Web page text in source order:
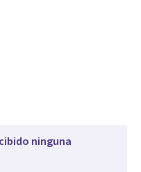
ninguna